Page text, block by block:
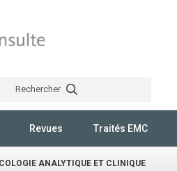
Rechercher
Revues Traités EMC
ANALYTIQUE ET CLINIQUE